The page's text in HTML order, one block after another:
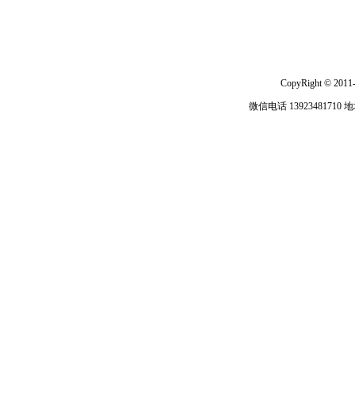
CopyRight ©
微信电话 13923481710 地